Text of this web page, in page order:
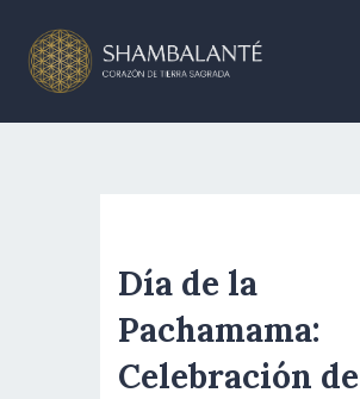
CREA TU EVENTO
BLOG
CONTÁCTANOS
Día de la
Pachamama:
Celebración